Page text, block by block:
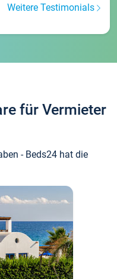
Weitere Testimonials
für Vermieter
- Beds24 hat die